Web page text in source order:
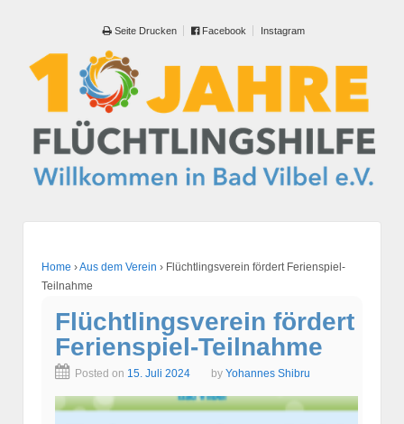
Seite Drucken Facebook Instagram
Home ›Aus dem Verein › Flüchtlingsverein fördert Ferienspiel-
Teilnahme
Flüchtlingsverein fördert
Ferienspiel-Teilnahme
Posted on 15. Juli 2024 by Yohannes Shibru